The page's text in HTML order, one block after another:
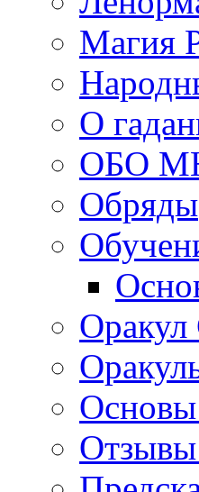
Магия
О
ОБО
Обряды
Оракул
Отзывы